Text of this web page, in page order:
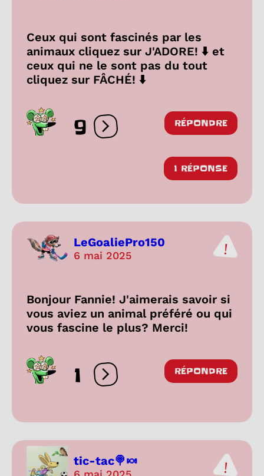
Ceux qui sont fascinés par les
animaux cliquez sur J'ADORE! ⬇️ et
ceux qui ne le sont pas du tout
cliquez sur FÂCHÉ! ⬇️
9 Ouvrir les réactions
RÉPONDRE
1 RÉPONSE
LeGoaliePro150
6 mai 2025
Bonjour Fannie! J'aimerais savoir si
vous aviez un animal préféré ou qui
vous fascine le plus? Merci!
1 Ouvrir les réactions
RÉPONDRE
tic-tac🍭🍬